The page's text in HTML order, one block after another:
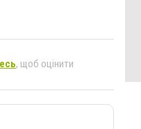
, щоб оцінити